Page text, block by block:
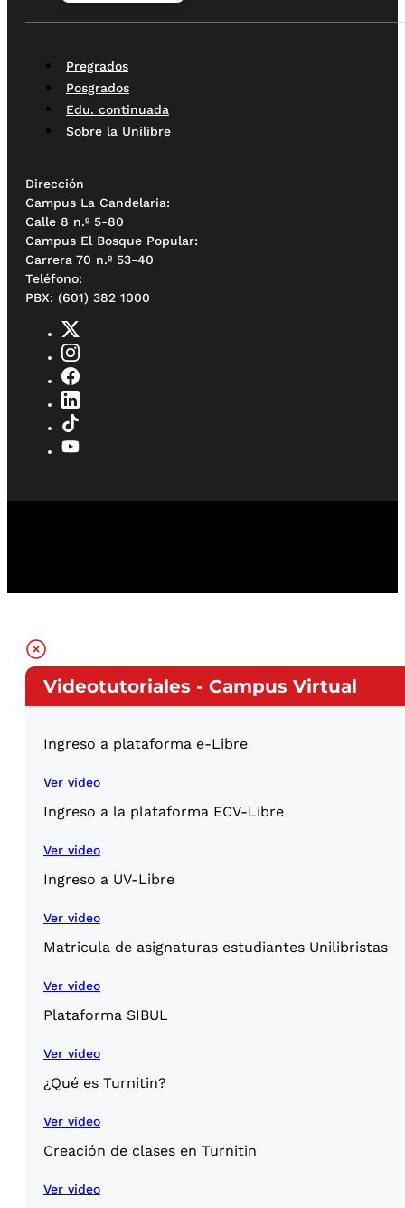
Pregrados
Posgrados
Edu. continuada
Sobre la Unilibre
Dirección
Campus La Candelaria:
Calle 8 n.º 5-80
Campus El Bosque Popular:
Carrera 70 n.º 53-40
Teléfono:
PBX: (601) 382 1000
Videotutoriales - Campus Virtual
Ingreso a plataforma e-Libre
Ver video
Ingreso a la plataforma ECV-Libre
Ver video
Ingreso a UV-Libre
Ver video
Matricula de asignaturas estudiantes Unilibristas
Ver video
Plataforma SIBUL
Ver video
¿Qué es Turnitin?
Ver video
Creación de clases en Turnitin
Ver video